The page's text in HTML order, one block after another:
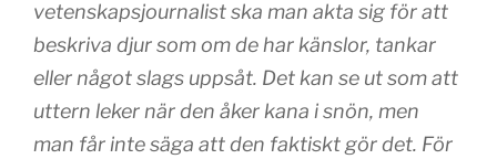
vetenskapsjournalist ska man akta sig för att
beskriva djur som om de har känslor, tankar
eller något slags uppsåt. Det kan se ut som att
uttern leker när den åker kana i snön, men
man får inte säga att den faktiskt gör det. För